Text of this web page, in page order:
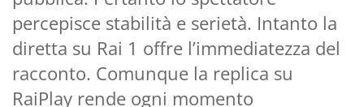
percepisce stabilità e serietà. Intanto la
diretta su Rai 1 offre l’immediatezza del
racconto. Comunque la replica su
RaiPlay rende ogni momento